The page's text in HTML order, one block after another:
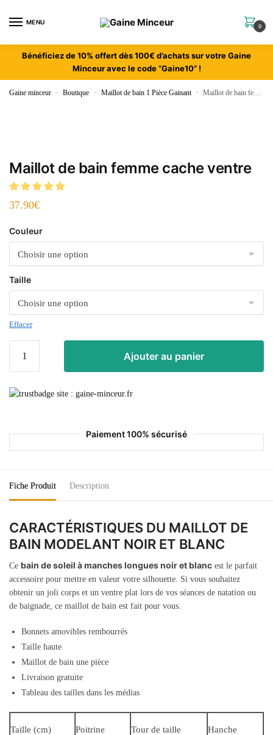
MENU
0
Bénéficiez de 10% offert dès 100€ d’achats sur votre Gaine
Minceur avec le code “Gaine10” !
Gaine minceur » Boutique » Maillot de bain 1 Pièce Gainant » Maillot de bain femme cache ventre
Maillot de bain femme cache ventre
37.90€
Couleur
Taille
Effacer
Ajouter au panier
Paiement 100% sécurisé
Fiche Produit Description
CARACTÉRISTIQUES DU MAILLOT DE
BAIN MODELANT NOIR ET BLANC
Ce bain de soleil à manches longues noir et blanc est le parfait
accessoire pour mettre en valeur votre silhouette. Si vous souhaitez
obtenir un joli corps et un ventre plat lors de vos séances de natation ou
de baignade, ce maillot de bain est fait pour vous.
Bonnets amovibles rembourrés
Taille haute
Maillot de bain une pièce
Livraison gratuite
Tableau des tailles dans les médias
Taille (cm) Poitrine Tour de taille Hanche